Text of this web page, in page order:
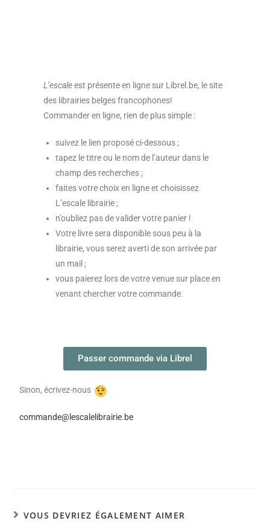
L’escaleest présente en ligne sur Librel.be, le site
des librairies belges francophones!
Commander en ligne, rien de plus simple :
suivez le lien proposé ci-dessous ;
tapez le titre ou le nom de l’auteur dans le
champ des recherches ;
faites votre choix en ligne et choisissez
L’escale librairie ;
n’oubliez pas de valider votre panier !
Votre livre sera disponible sous peu à la
librairie, vous serez averti de son arrivée par
un mail ;
vous paierez lors de votre venue sur place en
venant chercher votre commande.
Passer commande via Librel
Sinon, écrivez-nous
commande@lescalelibrairie.be
VOUS DEVRIEZ ÉGALEMENT AIMER